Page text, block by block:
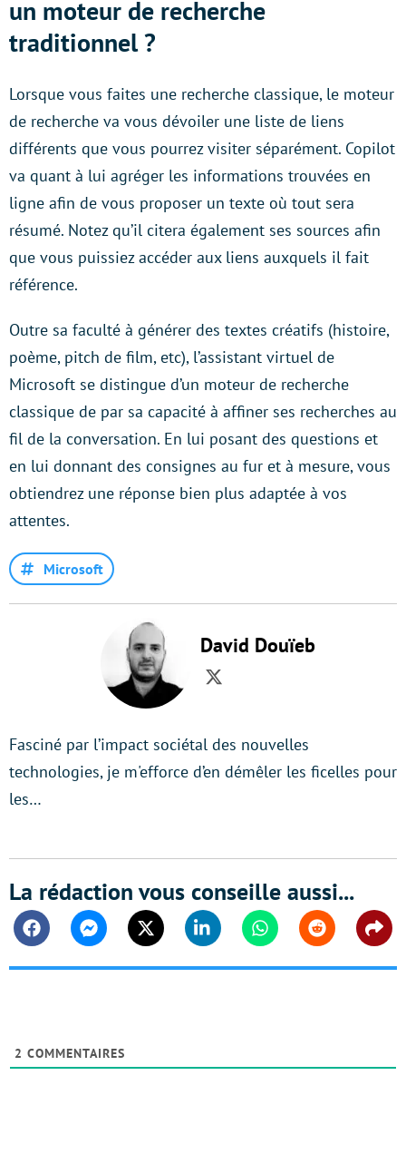
un moteur de recherche
traditionnel ?
Lorsque vous faites une recherche classique, le moteur
de recherche va vous dévoiler une liste de liens
différents que vous pourrez visiter séparément. Copilot
va quant à lui agréger les informations trouvées en
ligne afin de vous proposer un texte où tout sera
résumé. Notez qu’il citera également ses sources afin
que vous puissiez accéder aux liens auxquels il fait
référence.
Outre sa faculté à générer des textes créatifs (histoire,
poème, pitch de film, etc), l’assistant virtuel de
Microsoft se distingue d’un moteur de recherche
classique de par sa capacité à affiner ses recherches au
fil de la conversation. En lui posant des questions et
en lui donnant des consignes au fur et à mesure, vous
obtiendrez une réponse bien plus adaptée à vos
attentes.
Microsoft
David Douïeb
Twitter
Fasciné par l’impact sociétal des nouvelles
technologies, je m'efforce d’en démêler les ficelles pour
les…
La rédaction vous conseille aussi...
FacebookMessengerTwitter Linkedin WhatsappReddit
2 COMMENTAIRES